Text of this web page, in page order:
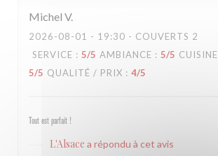
Michel V
2026-08-01 - 19:30 - COUVERTS 2
SERVICE : 5/5 AMBIANCE : 5/5 CUISINE
5/5 QUALITÉ / PRIX : 4/5
Tout est parfait !
L'Alsace a répondu à cet avis